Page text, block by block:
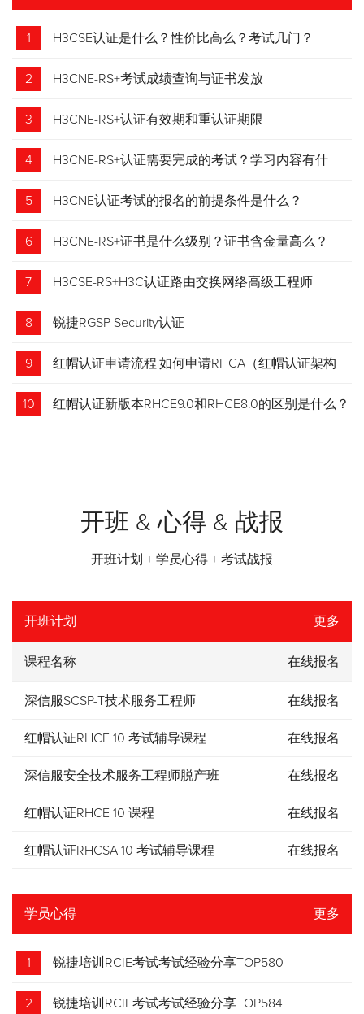
1 H3CSE认证是什么？性价比高么？考试几门？
2 H3CNE-RS+考试成绩查询与证书发放
3 H3CNE-RS+认证有效期和重认证期限
4 H3CNE-RS+认证需要完成的考试？学习内容有什
么？
5 H3CNE认证考试的报名的前提条件是什么？
6 H3CNE-RS+证书是什么级别？证书含金量高么？
7 H3CSE-RS+H3C认证路由交换网络高级工程师
8 锐捷RGSP-Security认证
9 红帽认证申请流程|如何申请RHCA（红帽认证架构
师）证书？申请步骤请收藏！
10 红帽认证新版本RHCE9.0和RHCE8.0的区别是什么？
开班 & 心得 & 战报
开班计划 + 学员心得 + 考试战报
开班计划 更多
课程名称 在线报名
深信服SCSP-T技术服务工程师 在线报名
红帽认证RHCE 10 考试辅导课程 在线报名
深信服安全技术服务工程师脱产班 在线报名
红帽认证RHCE 10 课程 在线报名
红帽认证RHCSA 10 考试辅导课程 在线报名
学员心得 更多
1 锐捷培训RCIE考试考试经验分享TOP580
2 锐捷培训RCIE考试考试经验分享TOP584